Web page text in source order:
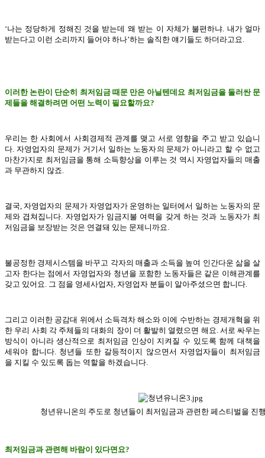
‘나는 정당하게 정해진 것을 받는데 왜 받는 이 자체가 불편하냐. 내가 얼마
받는다고 이런 소리까지 들어야 하나’하는 솔직한 얘기들도 하더라고요.
이러한 논란이 단순히 최저임금 때문 만은 아닐텐데요 최저임금을 둘러싼 문
제들을 해결하려면 어떤 노력이 필요할까요?
우리는 한 사회에서 사회경제적 관계를 맺고 서로 영향을 주고 받고 있습니
다. 자영업자의 문제가 거기서 일하는 노동자의 문제가 아니라고 할 수 없고
마찬가지로 최저임금을 통해 소득향상을 이루는 것 역시 자영업자들의 매출
과 무관하지 않죠.
결국, 자영업자의 문제가 자영업자가 운영하는 일터에서 일하는 노동자의 문
제와 겹쳐집니다. 자영업자가 임금지불 여력을 갖게 하는 것과 노동자가 최
저임금을 보장받는 것은 연결돼 있는 문제니까요.
불공정한 경제시스템을 바꾸고 각자의 매출과 소득을 높여 인간다운 삶을 살
고자 한다는 점에서 자영업자와 청년을 포함한 노동자들은 같은 이해관계를
갖고 있어요. 그 점을 영세사업자, 자영업자 분들이 알아주셨으면 합니다.
그리고 이러한 공감대 위에서 소득격차 해소와 이에 수반하는 경제개혁을 위
한 우리 사회 각 주체들의 대화의 장이 더 활발히 열렸으면 해요. 서로 싸우는
방식이 아니라 생산적으로 최저임금 인상이 지켜질 수 있도록 함께 대책을
세워야 합니다. 청년들 또한 갈등적이지 않으면서 자영업자들이 최저임금
을 지킬 수 있도록 돕는 역할을 하겠습니다.
청년유니온의 주도로 청년들이 최저임금과 관련한 페스티벌을 진
최저임금과 관련해 바람이 있다면요?